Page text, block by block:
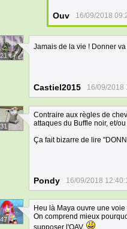
Ouv 16/09/2018
21
Jamais de la vie ! Donner
Castiel2015 16/09/2018
31
Contraire aux règles de
attaques du Buffle noir, et/
Ça fait bizarre de lire
Pondy 16/09/2018
47
Heu là Maya ouvre une
On comprend mieux
supposer l'OAV.